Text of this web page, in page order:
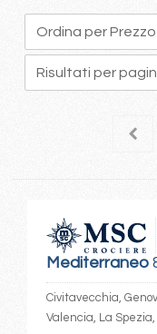
12
Mediterraneo
Civitavecchia,
Valencia, La